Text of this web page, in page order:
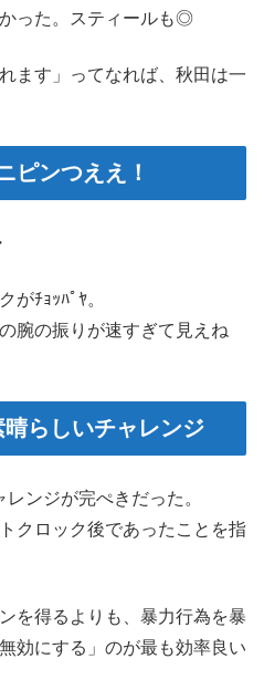
った。スティールも◎
ます」ってなれば、秋田は一
ピンつええ！
がﾁｮｯﾊﾟﾔ。
腕の振りが速すぎて見えね
らしいチャレンジ
ンジが完ぺきだった。
クロック後であったことを指
を得るよりも、暴力行為を暴
効にする」のが最も効率良い